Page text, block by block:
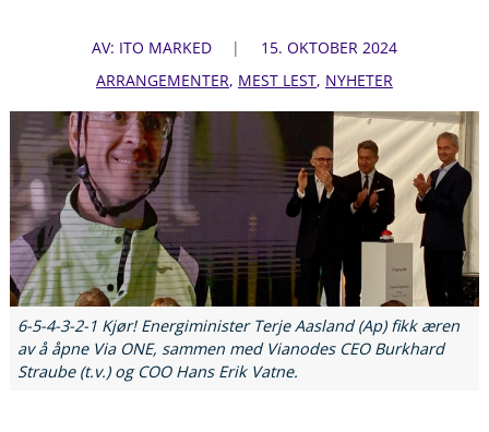
AV: ITO MARKED
15. OKTOBER 2024
ARRANGEMENTER, MEST LEST, NYHETER
6-5-4-3-2-1 Kjør! Energiminister Terje Aasland (Ap) fikk æren
av å åpne Via ONE, sammen med Vianodes CEO Burkhard
Straube (t.v.) og COO Hans Erik Vatne.